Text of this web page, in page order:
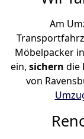
Am
Möbelpacker
ein, sichern die
von